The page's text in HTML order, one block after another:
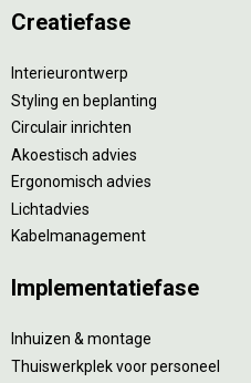
Creatiefase
Interieurontwerp
Styling en beplanting
Circulair inrichten
Akoestisch advies
Ergonomisch advies
Lichtadvies
Kabelmanagement
Implementatiefase
Inhuizen & montage
Thuiswerkplek voor personeel